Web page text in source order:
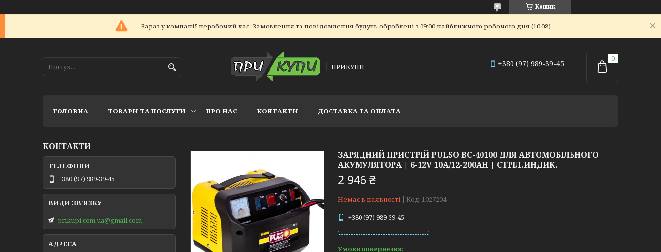
Кошик
Зараз у компанії неробочий час. Замовлення та повідомлення будуть оброблені з 09:00 найближчого робочого дня (10.08).
ПРИКУПИ +380 (97) 989-39-45
ГОЛОВНА ТОВАРИ ТА ПОСЛУГИ ПРО НАС КОНТАКТИ ДОСТАВКА ТА ОПЛАТА
ЗАРЯДНИЙ ПРИСТРІЙ PULSO BC-40100 ДЛЯ АВТОМОБІЛЬНОГО
АКУМУЛЯТОРА | 6-12V 10A/12-200AH | СТРІЛ.ИНДИК.
2 946 ₴
Немає в наявності Код: 1027204
+380 (97) 989-39-45
КОНТАКТИ
+380 (97) 989-39-45
prikupi.com.ua@gmail.com